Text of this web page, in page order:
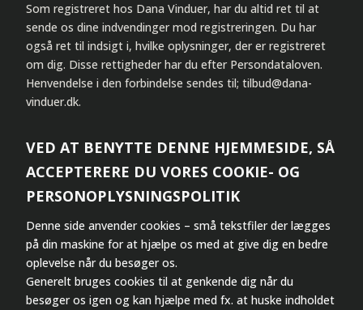
Som registreret hos Dana Vinduer, har du altid ret til at
sende os dine indvendinger mod registreringen. Du har
også ret til indsigt i, hvilke oplysninger, der er registreret
om dig. Disse rettigheder har du efter Persondataloven.
Henvendelse i den forbindelse sendes til; tilbud@dana-
vinduer.dk.
VED AT BENYTTE DENNE HJEMMESIDE, SÅ
ACCEPTERERE DU VORES COOKIE- OG
PERSONOPLYSNINGSPOLITIK
Denne side anvender cookies – små tekstfiler der lægges
på din maskine for at hjælpe os med at give dig en bedre
oplevelse når du besøger os.
Generelt bruges cookies til at genkende dig når du
besøger os igen og kan hjælpe med fx. at huske indholdet